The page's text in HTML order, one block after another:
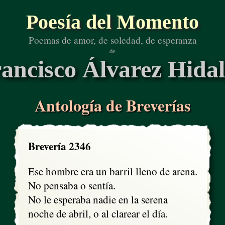
Poesía del Momento
Poemas de amor, de soledad, de esperanza
de
Álvarez
Antología de Breverías
Brevería 2346
Ese hombre era un barril lleno de arena.
No pensaba o sentía.
No le esperaba nadie en la serena
noche de abril, o al clarear el día.